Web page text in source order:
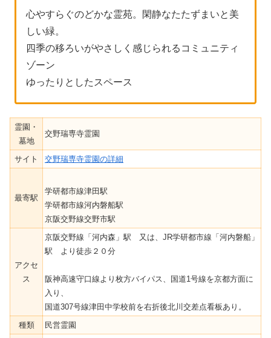
心やすらぐのどかな霊苑。閑静なたたずまいと美
しい緑。
四季の移ろいがやさしく感じられるコミュニティ
ゾーン
ゆったりとしたスペース
霊園・
墓地
交野瑞専寺霊園
サイト 交野瑞専寺霊園の詳細
最寄駅
学研都市線津田駅
学研都市線河内磐船駅
京阪交野線交野市駅
アクセ
ス
京阪交野線「河内森」駅 又は、JR学研都市線「河内磐船」
駅 より徒歩２０分
阪神高速守口線より枚方バイパス、国道1号線を京都方面に
入り、
国道307号線津田中学校前を右折後北川交差点看板あり。
種類
民営霊園